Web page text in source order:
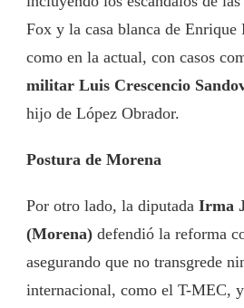
Fox y la casa blanca de Enrique
como en la actual, con casos
militar Luis Crescencio
hijo de López Obrador.
Postura de Morena
Por otro lado, la diputada Irma
(Morena) defendió la reforma
asegurando que no transgrede
internacional, como el T-MEC,